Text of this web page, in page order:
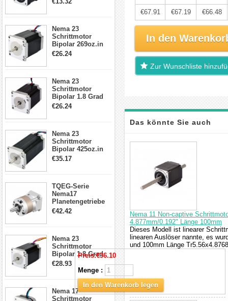
Nema 23
Schrittmotor
Bipolar 269oz.in
2,8A 57x57x76mm
€26.24
Nema 23
Schrittmotor
Bipolar 1.8 Grad
1.9Nm 3A 3.36V 4
€26.24
Nema 23
Schrittmotor
Bipolar 425oz.in
4.2A 57x57x114mm
€35.17
TQEG-Serie
Nema17
Planetengetriebe
5:1 Spiel 15Arc-
€42.42
Nema 23
Schrittmotor
Bipolar 1,8 Grad
2,83Nm 4 A 2,26V
CNC Hybrid-
Schrittmotor mit 8
Anschlüssen
€28.93
Nema 17
Schrittmotor
€67.91 €67.19 €66.48
In den
Zur Wunschliste
Das könnte Sie auch
interessieren
Nema 11 Non-captive
4.877mm/0.192" Länge 100mm
Dieses Modell ist linearer
linearen Auslöser nannte, es
und 100mm Länge
Preis:€36.10
Menge :
In den Warenkorb legen